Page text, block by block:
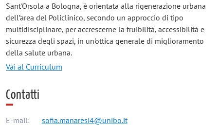
Sant'Orsola a Bologna, è orientata alla rigenerazione urbana
dell’area del Policlinico, secondo un approccio di tipo
multidisciplinare, per accrescerne la fruibilità, accessibilità e
sicurezza degli spazi, in un'ottica generale di miglioramento
della salute urbana.
Vai al Curriculum
Contatti
E-mail:
sofia.manaresi4@unibo.it